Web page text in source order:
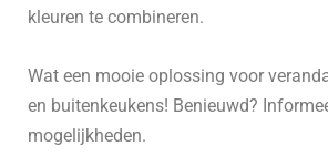
kleuren te combineren.
Wat een mooie oplossing voor
en buitenkeukens! Benieuwd?
mogelijkheden.